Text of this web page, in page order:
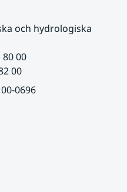
och hydrologiska
00
00
0696